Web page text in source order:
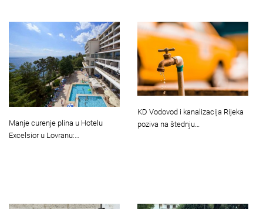
Manje curenje plina u Hotelu
Excelsior u Lovranu:…
KD Vodovod i kanalizacija Rijeka
poziva na štednju…